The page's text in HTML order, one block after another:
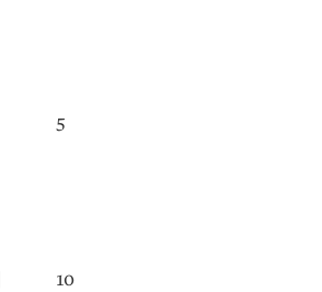
5
10